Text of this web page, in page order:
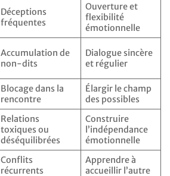
Déceptions
fréquentes
Ouverture et
flexibilité
émotionnelle
Accumulation de
non-dits
Dialogue sincère
et régulier
Blocage dans la
rencontre
Élargir le champ
des possibles
Relations
toxiques ou
déséquilibrées
Construire
l’indépendance
émotionnelle
Conflits
récurrents
Apprendre à
accueillir l’autre